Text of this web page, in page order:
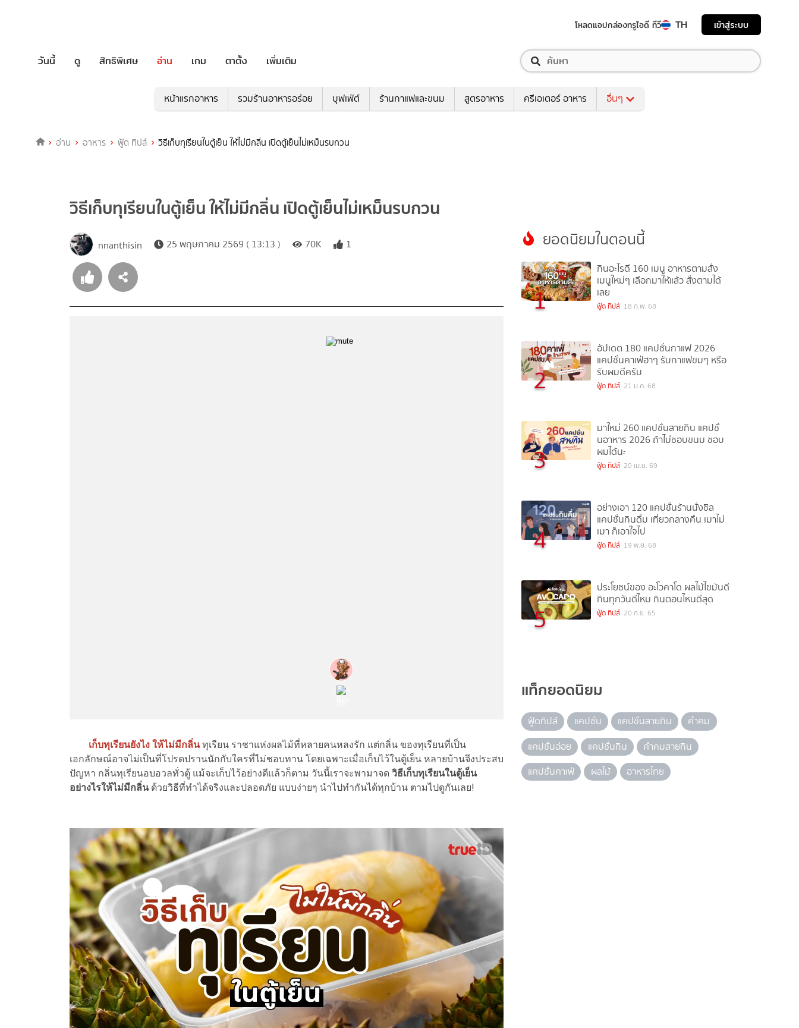
โหลดแอปกล่องทรูไอดี ทีวี TH เข้าสู่ระบบ
วันนี้ ดู สิทธิพิเศษ อ่าน เกม ตาตั้ง เพิ่มเติม
หน้าแรกอาหาร รวมร้านอาหารอร่อย บุฟเฟ่ต์ ร้านกาแฟและขนม สูตรอาหาร ครีเอเตอร์ อาหาร อื่นๆ
อ่าน อาหาร ฟู้ด ทิปส์ วิธีเก็บทุเรียนในตู้เย็น ให้ไม่มีกลิ่น เปิดตู้เย็นไม่เหม็นรบกวน
วิธีเก็บทุเรียนในตู้เย็น ให้ไม่มีกลิ่น เปิดตู้เย็นไม่เหม็นรบกวน
nnanthisin 25 พฤษภาคม 2569 ( 13:13 ) 70K 1
เก็บทุเรียนยังไง ให้ไม่มีกลิ่นทุเรียน ราชาแห่งผลไม้ที่หลายคนหลงรัก แต่กลิ่น ของทุเรียนที่เป็น
เอกลักษณ์อาจไม่เป็นที่โปรดปรานนักกับใครที่ไม่ชอบทาน โดยเฉพาะเมื่อเก็บไว้ในตู้เย็น หลายบ้านจึงประสบ
ปัญหา กลิ่นทุเรียนอบอวลทั่วตู้ แม้จะเก็บไว้อย่างดีแล้วก็ตาม วันนี้เราจะพามาจด วิธีเก็บทุเรียนในตู้เย็น
อย่างไรให้ไม่มีกลิ่นด้วยวิธีที่ทำได้จริงและปลอดภัย แบบง่ายๆ นำไปทำกันได้ทุกบ้าน ตามไปดูกันเลย!
ยอดนิยมในตอนนี้
1
กินอะไรดี 160 เมนู อาหารตามสั่ง
เมนูใหม่ๆ เลือกมาให้แล้ว สั่งตามได้
เลย
ฟู้ด ทิปส์ 18 ก.พ. 68
2
อัปเดต 180 แคปชั่นกาแฟ 2026
แคปชั่นคาเฟ่ฮาๆ รับกาแฟขมๆ หรือ
รับผมดีครับ
ฟู้ด ทิปส์ 21 ม.ค. 68
3
มาใหม่ 260 แคปชั่นสายกิน แคปชั่
นอาหาร 2026 ถ้าไม่ชอบขนม ชอบ
ผมได้นะ
ฟู้ด ทิปส์ 20 เม.ย. 69
4
อย่างเอา 120 แคปชั่นร้านนั่งชิล
แคปชั่นกินดื่ม เที่ยวกลางคืน เมาไม่
เมา ก็เอาใจไป
ฟู้ด ทิปส์ 19 พ.ย. 68
5
ประโยชน์ของ อะโวคาโด ผลไม้ไขมันดี
กินทุกวันดีไหม กินตอนไหนดีสุด
ฟู้ด ทิปส์ 20 ก.ย. 65
แท็กยอดนิยม
ฟู้ดทิปส์ แคปชั่น แคปชั่นสายกิน
คำคม
แคปชั่นอ่อย
แคปชั่นกิน
คำคมสายกิน
แคปชั่นคาเฟ่
ผลไม้ อาหารไทย